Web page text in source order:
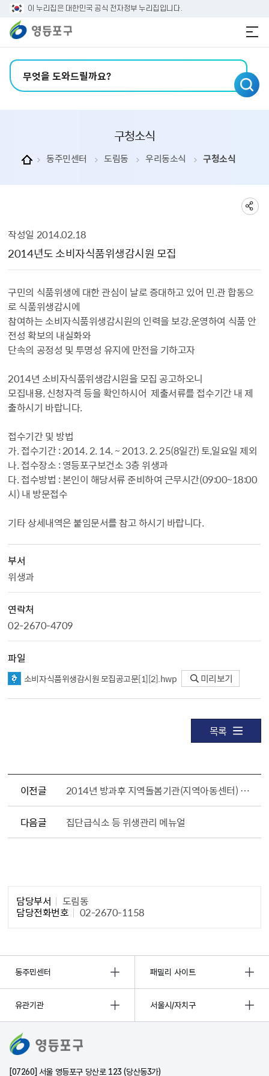
본문 바로가기
주메뉴 바로가기
이 누리집은 대한민국 공식 전자정부 누리집입니다.
구청소식
동주민센터 도림동 우리동소식 구청소식
작성일 2014.02.18
2014년도 소비자식품위생감시원 모집
구민의 식품위생에 대한 관심이 날로 증대하고 있어 민.관 합동으
로 식품위생감시에
참여하는 소비자식품위생감시원의 인력을 보강.운영하여 식품 안
전성 확보의 내실화와
단속의 공정성 및 투명성 유지에 만전을 기하고자
2014년 소비자식품위생감시원을 모집 공고하오니
모집내용, 신청자격 등을 확인하시어 제출서류를 접수기간 내 제
출하시기 바랍니다.
접수기간 및 방법
가. 접수기간 : 2014. 2. 14. ~ 2013. 2. 25(8일간) 토,일요일 제외
나. 접수장소 : 영등포구보건소 3층 위생과
다. 접수방법 : 본인이 해당서류 준비하여 근무시간(09:00~18:00
시) 내 방문접수
기타 상세내역은 붙임문서를 참고 하시기 바랍니다.
부서
위생과
연락처
02-2670-4709
파일
소비자식품위생감시원 모집공고문[1][2].hwp 미리보기
목록
이전글 2014년 방과후 지역돌봄기관(지역아동센터) 안내
다음글 집단급식소 등 위생관리 메뉴얼
담당부서 도림동
담당전화번호 02-2670-1158
동주민센터 패밀리 사이트
유관기관 서울시/자치구
[07260] 서울 영등포구 당산로 123 (당산동3가)